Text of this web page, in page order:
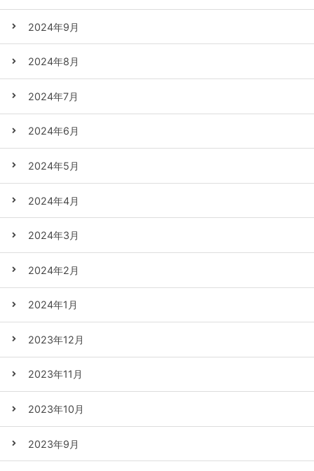
2024年9月
2024年8月
2024年7月
2024年6月
2024年5月
2024年4月
2024年3月
2024年2月
2024年1月
2023年12月
2023年11月
2023年10月
2023年9月